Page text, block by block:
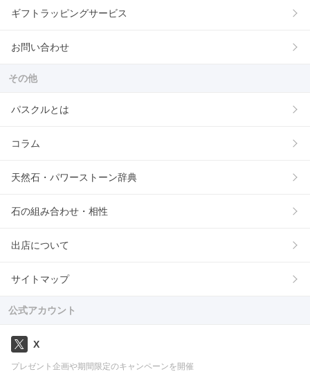
ギフトラッピングサービス
お問い合わせ
その他
パスクルとは
コラム
天然石・パワーストーン辞典
石の組み合わせ・相性
出店について
サイトマップ
公式アカウント
X
プレゼント企画や期間限定のキャンペーンを開催